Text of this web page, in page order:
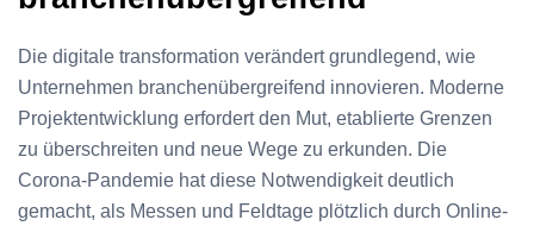
Die digitale transformation verändert grundlegend, wie
Unternehmen branchenübergreifend innovieren. Moderne
Projektentwicklung erfordert den Mut, etablierte Grenzen
zu überschreiten und neue Wege zu erkunden. Die
Corona-Pandemie hat diese Notwendigkeit deutlich
gemacht, als Messen und Feldtage plötzlich durch Online-